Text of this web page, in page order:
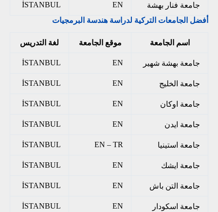
جامعة فنار بهشة EN
İSTANBUL
أفضل الجامعات التركية لدراسة هندسة البرمجيات
اسم الجامعة موقع الجامعة لغة التدريس
جامعة بهشة شهير EN
İSTANBUL
جامعة الخليج EN
İSTANBUL
جامعة اوكان EN
İSTANBUL
جامعة ايدن EN
İSTANBUL
جامعة استينيا EN – TR
İSTANBUL
جامعة ايشك EN
İSTANBUL
جامعة التن باش EN
İSTANBUL
جامعة اسكودار EN
İSTANBUL